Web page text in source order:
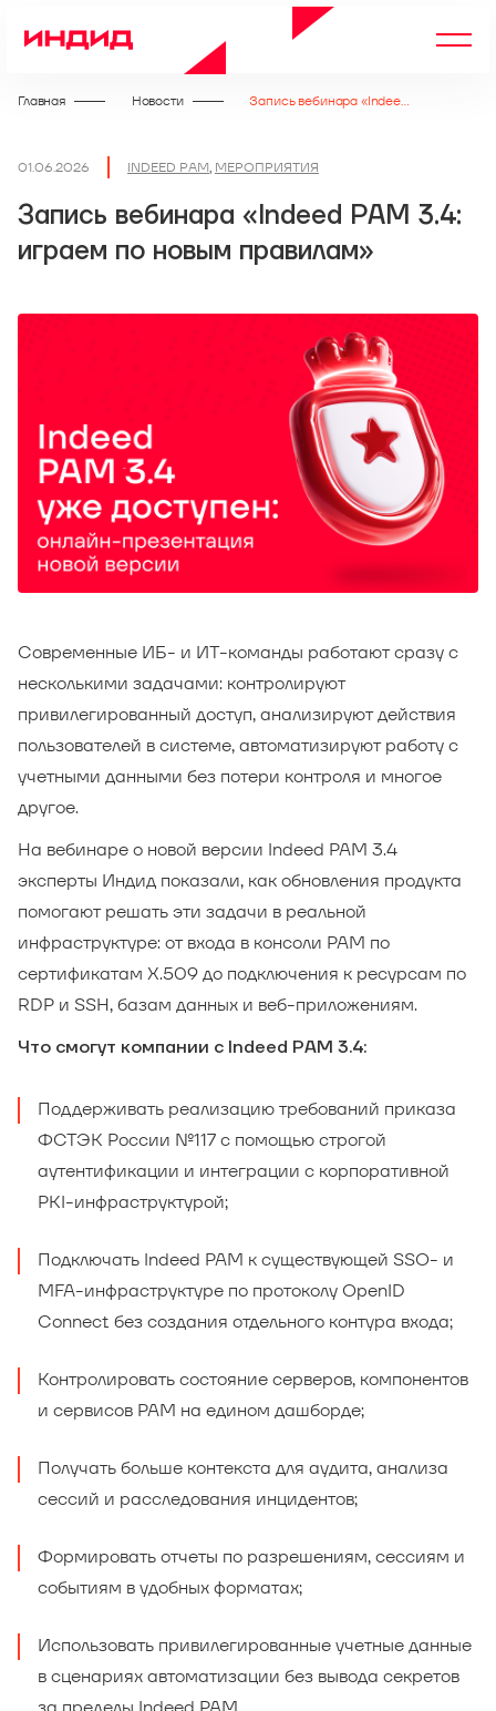
Главная Новости Запись вебинара «Indeed PAM 3.4: играем по новым правилам»
01.06.2026 INDEED PAM, МЕРОПРИЯТИЯ
Запись вебинара «Indeed PAM 3.4:
играем по новым правилам»
Современные ИБ- и ИТ-команды работают сразу с
несколькими задачами: контролируют
привилегированный доступ, анализируют действия
пользователей в системе, автоматизируют работу с
учетными данными без потери контроля и многое
другое.
На вебинаре о новой версии Indeed PAM 3.4
эксперты Индид показали, как обновления продукта
помогают решать эти задачи в реальной
инфраструктуре: от входа в консоли PAM по
сертификатам X.509 до подключения к ресурсам по
RDP и SSH, базам данных и веб-приложениям.
Что смогут компании с Indeed PAM 3.4:
Поддерживать реализацию требований приказа
ФСТЭК России №117 с помощью строгой
аутентификации и интеграции с корпоративной
PKI-инфраструктурой;
Подключать Indeed PAM к существующей SSO- и
MFA-инфраструктуре по протоколу OpenID
Connect без создания отдельного контура входа;
Контролировать состояние серверов, компонентов
и сервисов PAM на едином дашборде;
Получать больше контекста для аудита, анализа
сессий и расследования инцидентов;
Формировать отчеты по разрешениям, сессиям и
событиям в удобных форматах;
Использовать привилегированные учетные данные
в сценариях автоматизации без вывода секретов